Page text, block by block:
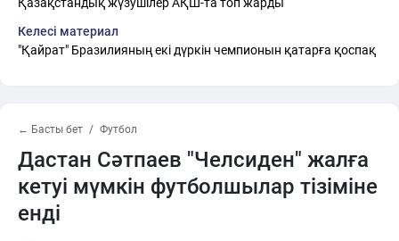
Қазақстандық жүзушілер АҚШ-та топ жарды
Келесі материал
"Қайрат" Бразилияның екі дүркін чемпионын қатарға қоспақ
← Басты бет Футбол
Дастан Сәтпаев "Челсиден" жалға
кетуі мүмкін футболшылар тізіміне
енді